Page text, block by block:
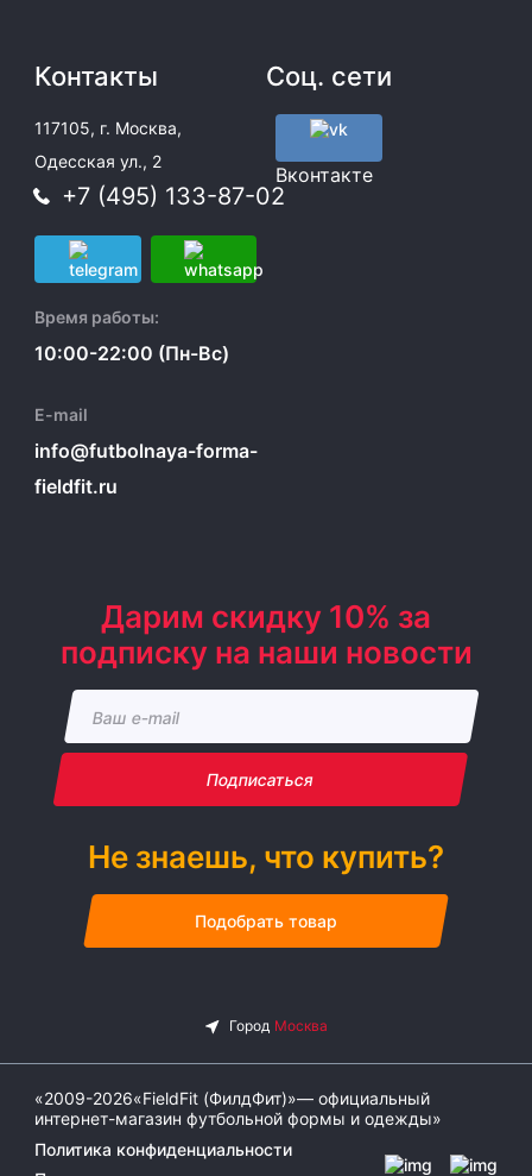
Контакты
117105, г. Москва,
Одесская ул., 2
+7 (495) 133-87-02
Время работы:
10:00-22:00 (Пн-Вс)
E-mail
info@futbolnaya-forma-
fieldfit.ru
Соц. сети
Вконтакте
Дарим скидку 10% за
подписку на наши новости
Подписаться
Не знаешь, что купить?
Подобрать товар
«2009-2026«FieldFit (ФилдФит)»— официальный
интернет-магазин футбольной формы и одежды»
Политика конфиденциальности